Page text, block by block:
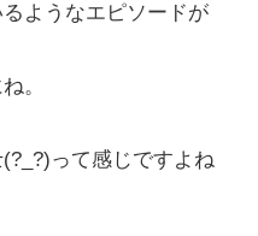
ようなエピソードが
。
って感じですよね